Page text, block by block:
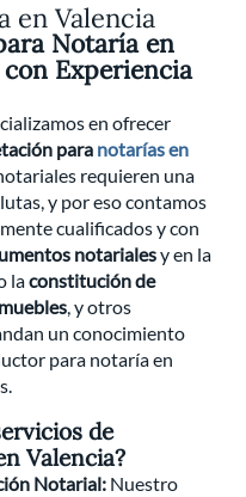
en Valencia
Notaría en
Experiencia
en ofrecer
para notarías en
requieren una
y por eso contamos
cualificados y con
notarialesy en la
laconstitución de
, y otros
un conocimiento
para notaría en
de
Valencia?
Notarial: Nuestro